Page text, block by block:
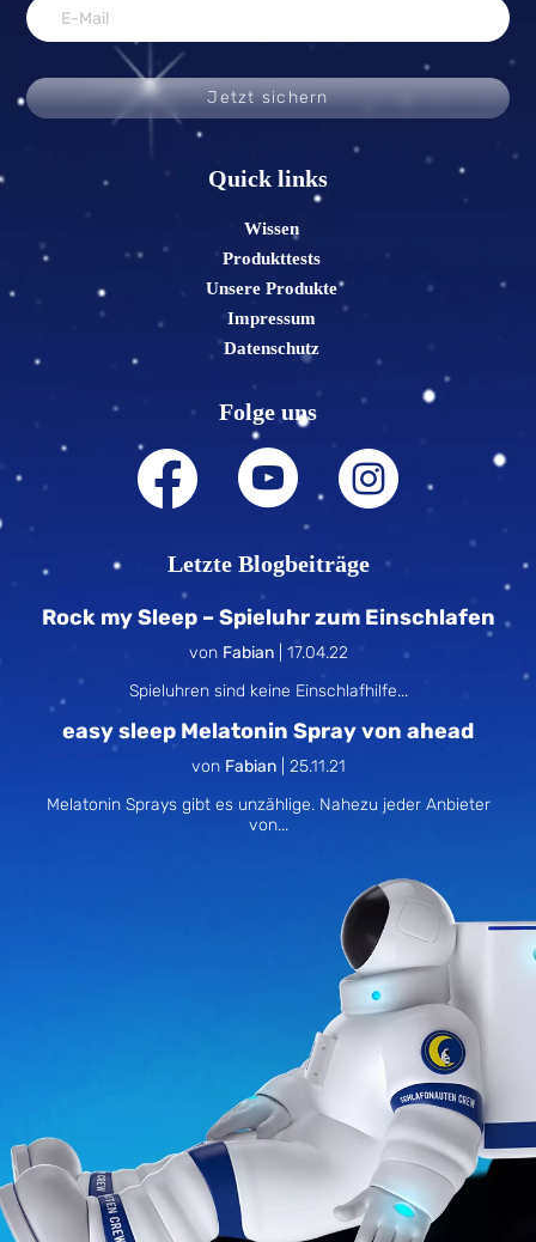
Jetzt sichern
Quick links
Wissen
Produkttests
Unsere Produkte
Impressum
Datenschutz
Folge uns
Letzte Blogbeiträge
Rock my Sleep – Spieluhr zum Einschlafen
von Fabian| 17.04.22
Spieluhren sind keine Einschlafhilfe...
easy sleep Melatonin Spray von ahead
von Fabian| 25.11.21
Melatonin Sprays gibt es unzählige. Nahezu jeder Anbieter
von...